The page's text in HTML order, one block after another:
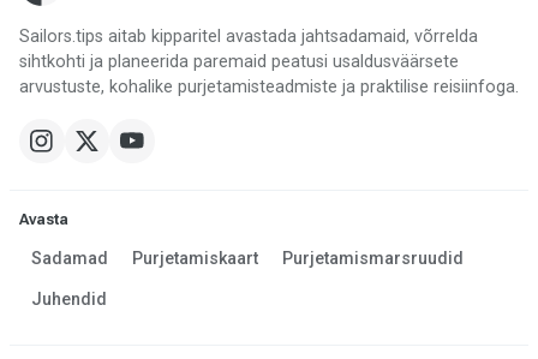
Sailors.tips aitab kipparitel avastada jahtsadamaid, võrrelda
sihtkohti ja planeerida paremaid peatusi usaldusväärsete
arvustuste, kohalike purjetamisteadmiste ja praktilise reisiinfoga.
Avasta
Sadamad Purjetamiskaart Purjetamismarsruudid
Juhendid